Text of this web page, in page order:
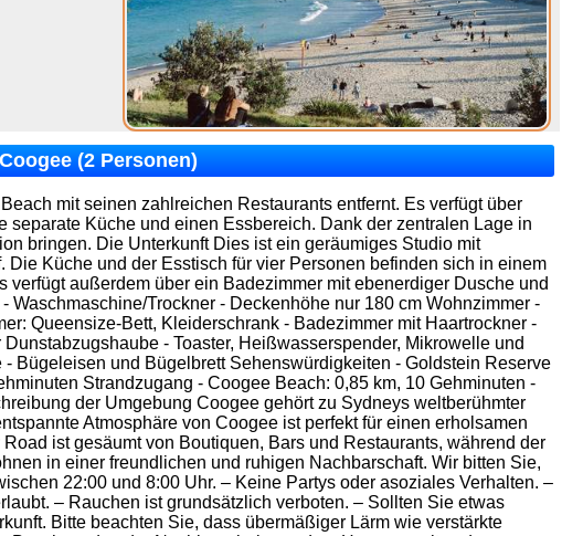
(2 Personen)
mit seinen zahlreichen Restaurants entfernt. Es verfügt über
Küche und einen Essbereich. Dank der zentralen Lage in
bringen. Die Unterkunft Dies ist ein geräumiges Studio mit
Küche und der Esstisch für vier Personen befinden sich in einem
außerdem über ein Badezimmer mit ebenerdiger Dusche und
Trockner - Deckenhöhe nur 180 cm Wohnzimmer -
Queensize-Bett, Kleiderschrank - Badezimmer mit Haartrockner -
- Toaster, Heißwasserspender, Mikrowelle und
Bügeleisen und Bügelbrett Sehenswürdigkeiten - Goldstein Reserve
Strandzugang - Coogee Beach: 0,85 km, 10 Gehminuten -
der Umgebung Coogee gehört zu Sydneys weltberühmter
Atmosphäre von Coogee ist perfekt für einen erholsamen
ist gesäumt von Boutiquen, Bars und Restaurants, während der
in einer freundlichen und ruhigen Nachbarschaft. Wir bitten Sie,
22:00 und 8:00 Uhr. – Keine Partys oder asoziales Verhalten. –
– Rauchen ist grundsätzlich verboten. – Sollten Sie etwas
Bitte beachten Sie, dass übermäßiger Lärm wie verstärkte